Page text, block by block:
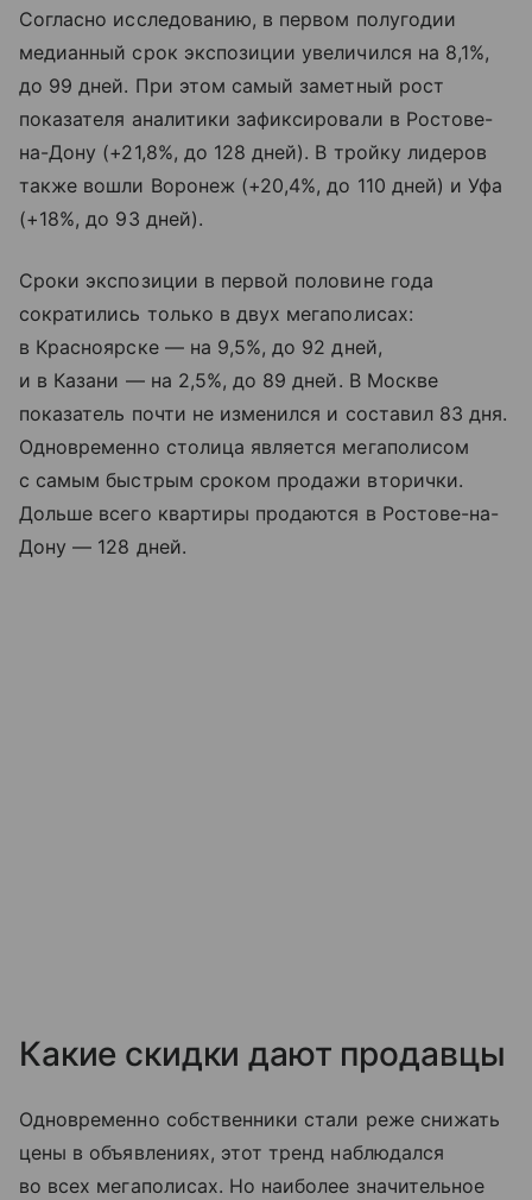
Согласно исследованию, в первом полугодии
медианный срок экспозиции увеличился на 8,1%,
до 99 дней. При этом самый заметный рост
показателя аналитики зафиксировали в Ростове-
на-Дону (+21,8%, до 128 дней). В тройку лидеров
также вошли Воронеж (+20,4%, до 110 дней) и Уфа
(+18%, до 93 дней).
Сроки экспозиции в первой половине года
сократились только в двух мегаполисах:
в Красноярске — на 9,5%, до 92 дней,
и в Казани — на 2,5%, до 89 дней. В Москве
показатель почти не изменился и составил 83 дня.
Одновременно столица является мегаполисом
с самым быстрым сроком продажи вторички.
Дольше всего квартиры продаются в Ростове-на-
Дону — 128 дней.
Какие скидки дают продавцы
Одновременно собственники стали реже снижать
цены в объявлениях, этот тренд наблюдался
во всех мегаполисах. Но наиболее значительное